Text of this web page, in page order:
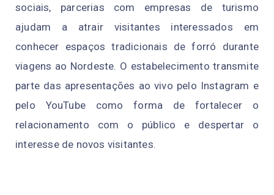
sociais, parcerias com empresas de turismo
ajudam a atrair visitantes interessados em
conhecer espaços tradicionais de forró durante
viagens ao Nordeste. O estabelecimento transmite
parte das apresentações ao vivo pelo Instagram e
pelo YouTube como forma de fortalecer o
relacionamento com o público e despertar o
interesse de novos visitantes.